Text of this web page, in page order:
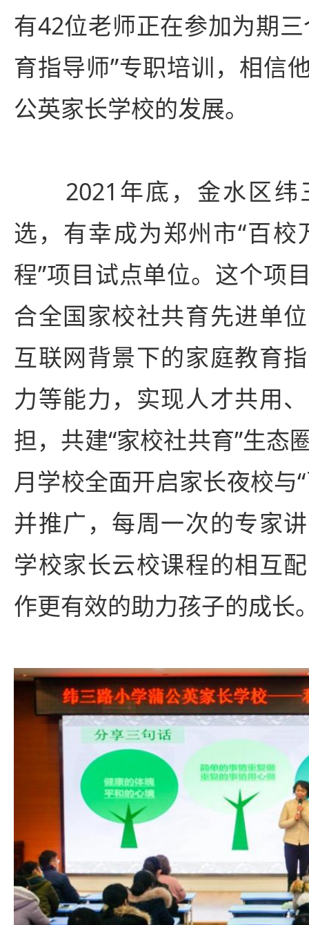
有42位老师正在参加为期
育指导师”专职培训，相信
公英家长学校的发展。
2021年底，金水区纬
选，有幸成为郑州市“百校
程”项目试点单位。这个项
合全国家校社共育先进单
互联网背景下的家庭教育
力等能力，实现人才共用
担，共建“家校社共育”生态
月学校全面开启家长夜校与
并推广，每周一次的专家
学校家长云校课程的相互
作更有效的助力孩子的成长